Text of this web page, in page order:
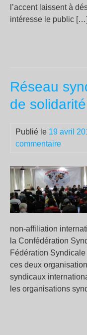
l’accent laissent à
intéresse le public […]
Réseau
de
Publié le 19 avril
commentaire
non-affiliation
la Confédération
Fédération
ces deux
syndicaux
les organisations